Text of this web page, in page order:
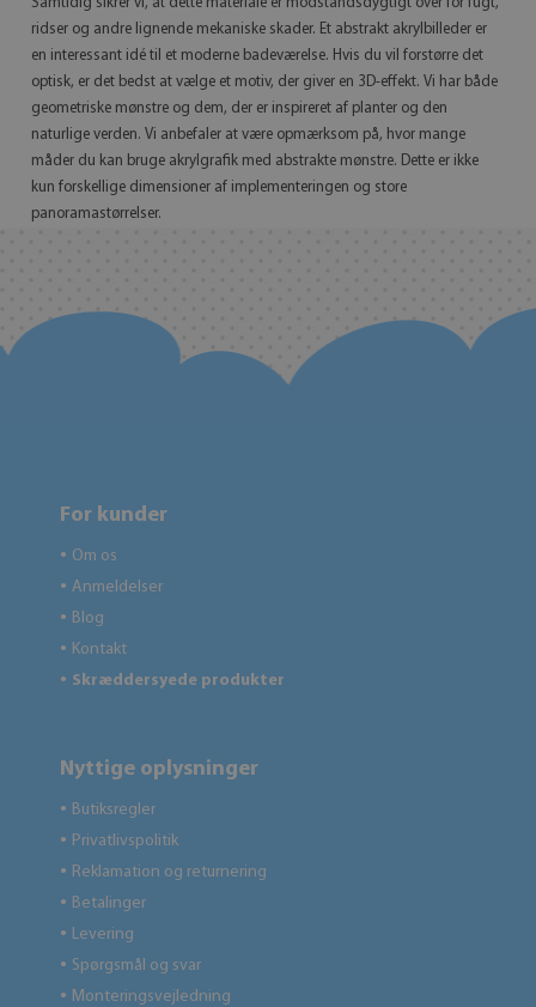
ridser og andre lignende mekaniske skader. Et abstrakt akrylbilleder er
en interessant idé til et moderne badeværelse. Hvis du vil forstørre det
optisk, er det bedst at vælge et motiv, der giver en 3D-effekt. Vi har både
geometriske mønstre og dem, der er inspireret af planter og den
naturlige verden. Vi anbefaler at være opmærksom på, hvor mange
måder du kan bruge akrylgrafik med abstrakte mønstre. Dette er ikke
kun forskellige dimensioner af implementeringen og store
panoramastørrelser.
For kunder
● Om os
● Anmeldelser
● Blog
● Kontakt
● Skræddersyede produkter
Nyttige oplysninger
● Butiksregler
● Privatlivspolitik
● Reklamation og returnering
● Betalinger
● Levering
● Spørgsmål og svar
● Monteringsvejledning